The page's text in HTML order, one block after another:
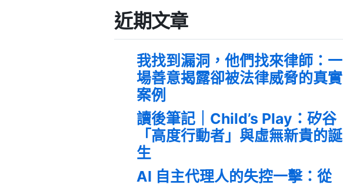
近期文章
我找到漏洞，他們找來律師：一
場善意揭露卻被法律威脅的真實
案例
讀後筆記｜Child’s Play：矽谷
「高度行動者」與虛無新貴的誕
生
AI 自主代理人的失控一擊：從